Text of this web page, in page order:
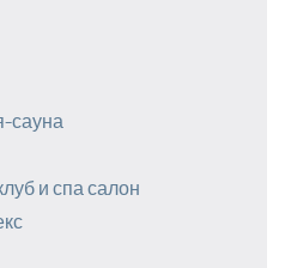
сауна
и спа салон